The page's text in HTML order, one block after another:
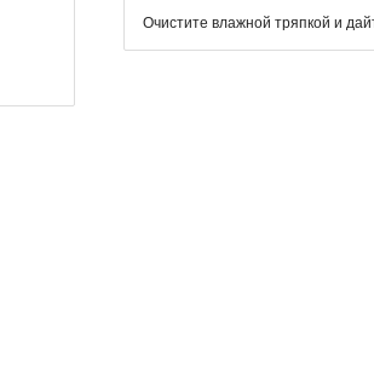
Очистите влажной тряпкой и